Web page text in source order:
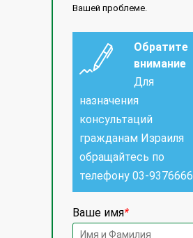
Вашей проблеме.
Обратите
внимание
Для
назначения
консультаций
гражданам Израиля
обращайтесь по
телефону 03-9376666
Ваше имя*